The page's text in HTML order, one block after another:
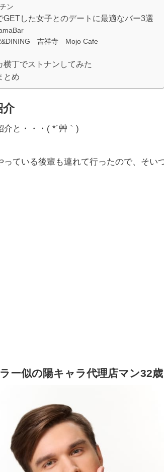
ン
した女子とのデートに最適なバー3選
吉祥寺 Mojo Cafe
丁でストナンしてみた
とめ
介
介と・・・( *´艸｀)
っている後輩も連れて行ったので、そい
ー似の陽キャラ代理店マン32歳